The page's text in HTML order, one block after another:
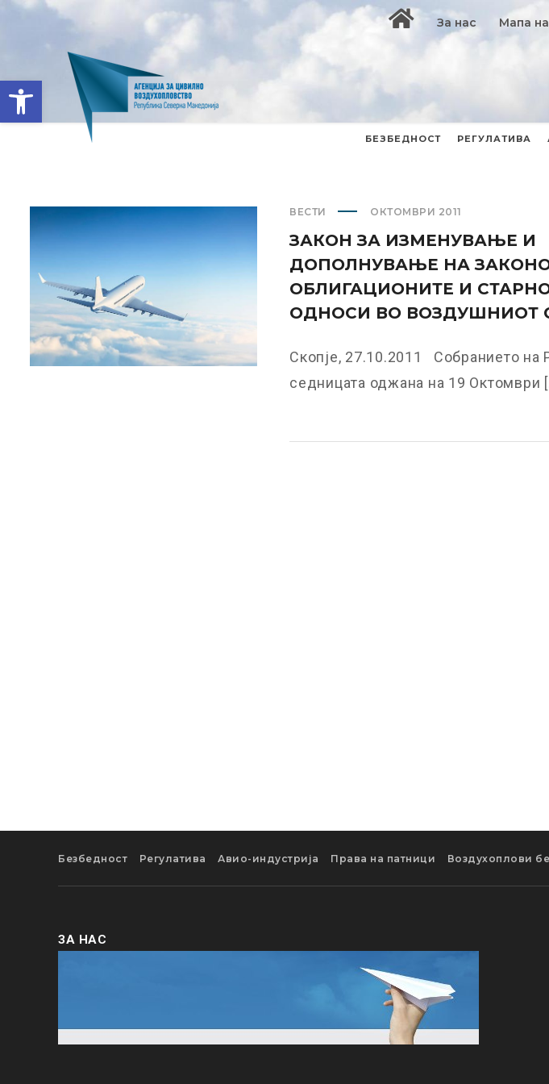
Open toolbar
За нас Мапа
БЕЗБЕДНОСТ РЕГУЛАТИВА
ВЕСТИ ОКТОМВРИ 2011
ЗАКОН ЗА ИЗМЕНУВАЊЕ И
ДОПОЛНУВАЊЕ НА
ОБЛИГАЦИОНИТЕ И
ОДНОСИ ВО ВОЗДУШНИОТ
Скопје, 27.10.2011 Собранието на
седницата оджана на 19 Октомври
Безбедност Регулатива Авио-индустрија Права на патници Воздухоплови
ЗА НАС